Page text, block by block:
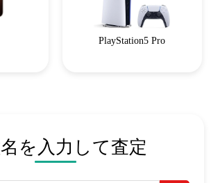
PlayStation5 Pro
を入力して査定